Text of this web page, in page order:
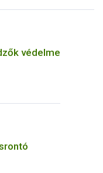
védelme